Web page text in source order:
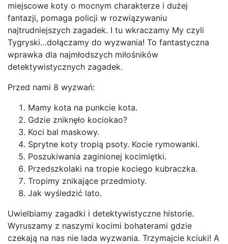
miejscowe koty o mocnym charakterze i dużej
fantazji, pomaga policji w rozwiązywaniu
najtrudniejszych zagadek. I tu wkraczamy My czyli
Tygryski…dołączamy do wyzwania! To fantastyczna
wprawka dla najmłodszych miłośników
detektywistycznych zagadek.
Przed nami 8 wyzwań:
Mamy kota na punkcie kota.
Gdzie zniknęło kociokao?
Koci bal maskowy.
Sprytne koty tropią psoty. Kocie rymowanki.
Poszukiwania zaginionej kocimiętki.
Przedszkolaki na tropie kociego kubraczka.
Tropimy znikające przedmioty.
Jak wyśledzić lato.
Uwielbiamy zagadki i detektywistyczne historie.
Wyruszamy z naszymi kocimi bohaterami gdzie
czekają na nas nie lada wyzwania. Trzymajcie kciuki! A